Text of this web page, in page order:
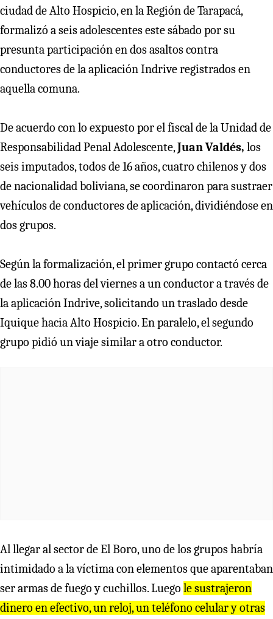
ciudad de Alto Hospicio, en la Región de Tarapacá,
formalizó a seis adolescentes este sábado por su
presunta participación en dos asaltos contra
conductores de la aplicación Indrive registrados en
aquella comuna.
De acuerdo con lo expuesto por el fiscal de la Unidad de
Responsabilidad Penal Adolescente,Juan Valdés, los
seis imputados, todos de 16 años, cuatro chilenos y dos
de nacionalidad boliviana, se coordinaron para sustraer
vehículos de conductores de aplicación, dividiéndose en
dos grupos.
Según la formalización, el primer grupo contactó cerca
de las 8.00 horas del viernes a un conductor a través de
la aplicación Indrive, solicitando un traslado desde
Iquique hacia Alto Hospicio. En paralelo, el segundo
grupo pidió un viaje similar a otro conductor.
Al llegar al sector de El Boro, uno de los grupos habría
intimidado a la víctima con elementos que aparentaban
ser armas de fuego y cuchillos. Luego le sustrajeron
dinero en efectivo, un reloj, un teléfono celular y otras